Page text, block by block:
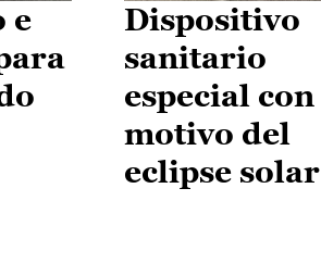
e
Dispositivo
sanitario
especial con
motivo del
eclipse solar